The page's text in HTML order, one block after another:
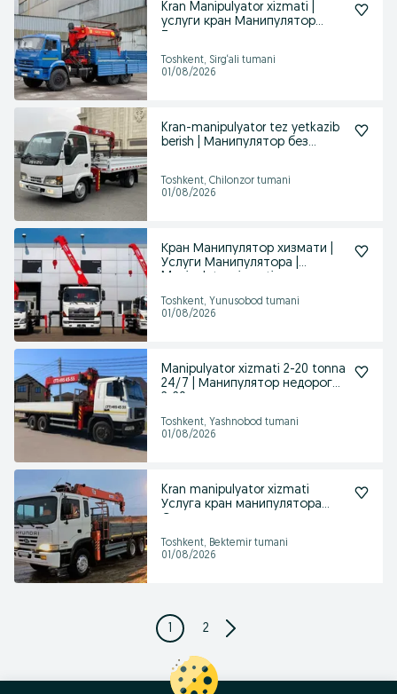
Kran Manipulyator xizmati |
услуги кран Манипулятор
Toshkent, Sirg‘ali tumani
01/08/2026
Kran-manipulyator tez yetkazib
berish | Манипулятор без
Toshkent, Chilonzor tumani
01/08/2026
Кран Манипулятор хизмати |
Услуги Манипулятора |
Toshkent, Yunusobod tumani
01/08/2026
Manipulyator xizmati 2-20 tonna
24/7 | Манипулятор недорого
Toshkent, Yashnobod tumani
01/08/2026
Kran manipulyator xizmati
Услуга кран манипулятора
Toshkent, Bektemir tumani
01/08/2026
1 2